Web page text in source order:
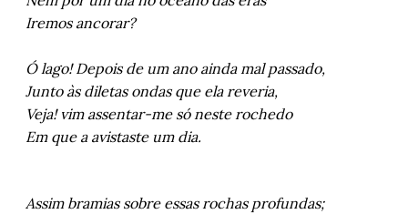
Iremos ancorar?
Ó lago! Depois de um ano ainda mal passado,
Junto às diletas ondas que ela reveria,
Veja! vim assentar-me só neste rochedo
Em que a avistaste um dia.
Assim bramias sobre essas rochas profundas;